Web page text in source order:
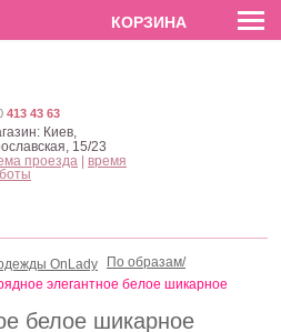
EN РУС
белое шикарное
По образам/
элегантное белое шикарное
413 43 63
Киев,
15/23
проезда
время
КОРЗИНА